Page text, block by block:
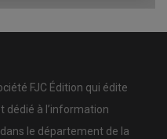
FJC Édition qui édite
dédié à l’information
le département de la